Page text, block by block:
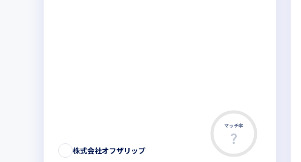
マッチ率
株式会社オフザリップ